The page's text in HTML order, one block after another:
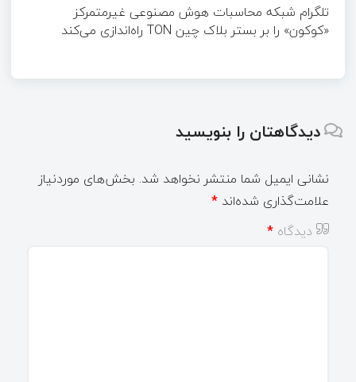
تلگرام شبکه محاسبات هوش مصنوعی غیرمتمرکز
«کوکون» را بر بستر بلاک چین TON راه‌اندازی می‌کند
دیدگاهتان را بنویسید
نشانی ایمیل شما منتشر نخواهد شد. بخش‌های موردنیاز
علامت‌گذاری شده‌اند *
دیدگاه *